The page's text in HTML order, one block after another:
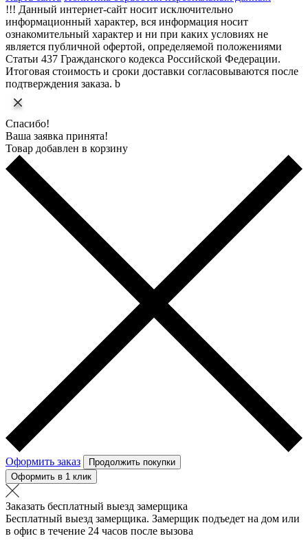
!!! Данный интернет-сайт носит исключительно
информационный характер, вся информация носит
ознакомительный характер и ни при каких условиях не
является публичной офертой, определяемой положениями
Статьи 437 Гражданского кодекса Российской Федерации.
Итоговая стоимость и сроки доставки согласовываются после
подтверждения заказа. b
Спасибо!
Ваша заявка принята!
Товар добавлен в корзину
Оформить заказ
Продолжить покупки
Оформить в 1 клик
Заказать бесплатный выезд замерщика
Бесплатный выезд замерщика. Замерщик подъедет на дом или
в офис в течение 24 часов после вызова